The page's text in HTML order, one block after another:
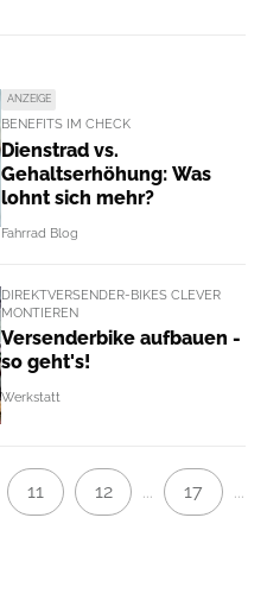
ANZEIGE
BENEFITS IM CHECK
Dienstrad vs.
Gehaltserhöhung: Was
lohnt sich mehr?
Fahrrad Blog
DIREKTVERSENDER-BIKES CLEVER
MONTIEREN
Versenderbike aufbauen -
so geht's!
Werkstatt
11 12 17